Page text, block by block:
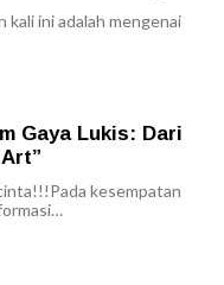
kali ini adalah mengenai
Gaya Lukis: Dari
kesempatan